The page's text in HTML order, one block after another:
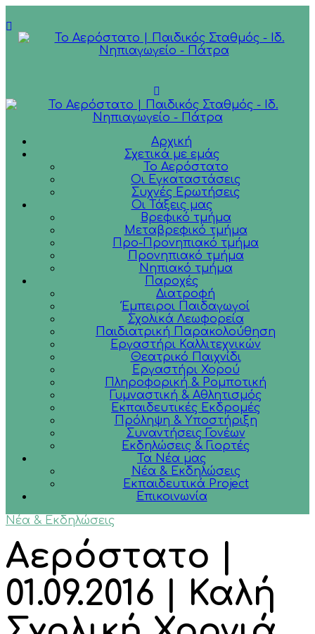
Αρχική
Σχετικά με εμάς
Το Αερόστατο
Οι Εγκαταστάσεις
Συχνές Ερωτήσεις
Οι Τάξεις μας
Βρεφικό τμήμα
Μεταβρεφικό τμήμα
Προ-Προνηπιακό τμήμα
Προνηπιακό τμήμα
Νηπιακό τμήμα
Παροχές
Διατροφή
Έμπειροι Παιδαγωγοί
Σχολικά Λεωφορεία
Παιδιατρική Παρακολούθηση
Εργαστήρι Καλλιτεχνικών
Θεατρικό Παιχνίδι
Εργαστήρι Χορού
Πληροφορική & Ρομποτική
Γυμναστική & Αθλητισμός
Εκπαιδευτικές Εκδρομές
Πρόληψη & Υποστήριξη
Συναντήσεις Γονέων
Εκδηλώσεις & Γιορτές
Τα Νέα μας
Νέα & Εκδηλώσεις
Εκπαιδευτικά Project
Επικοινωνία
Νέα & Εκδηλώσεις
Αερόστατο |
01.09.2016 | Καλή